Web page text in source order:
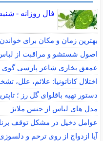
فال روزانه - شنبه 17 مرداد
بهترین زمان و مکان برای
اصول شستشو و مراقبت از
عمعق بخاری شاعر پارسی
اختلال کاتاتونیا: علائم، علل،
دستور تهیه باقلوای گل رز ؛
مدل های لباس از جنس ملانژ
عوامل دخیل در مشکل توقف
آیا ازدواج از روی ترحم و